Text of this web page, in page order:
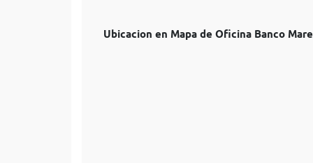
Ubicacion en Mapa de Oficina Banco